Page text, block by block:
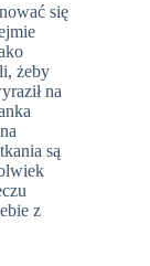
się
żeby
na
są
z